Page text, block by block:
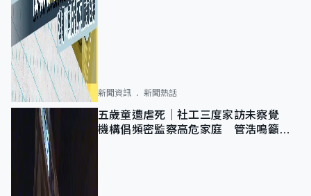
新聞資訊 新聞熱話
五歲童遭虐死｜社工三度家訪未察覺
機構倡頻密監察高危家庭 管浩鳴籲加